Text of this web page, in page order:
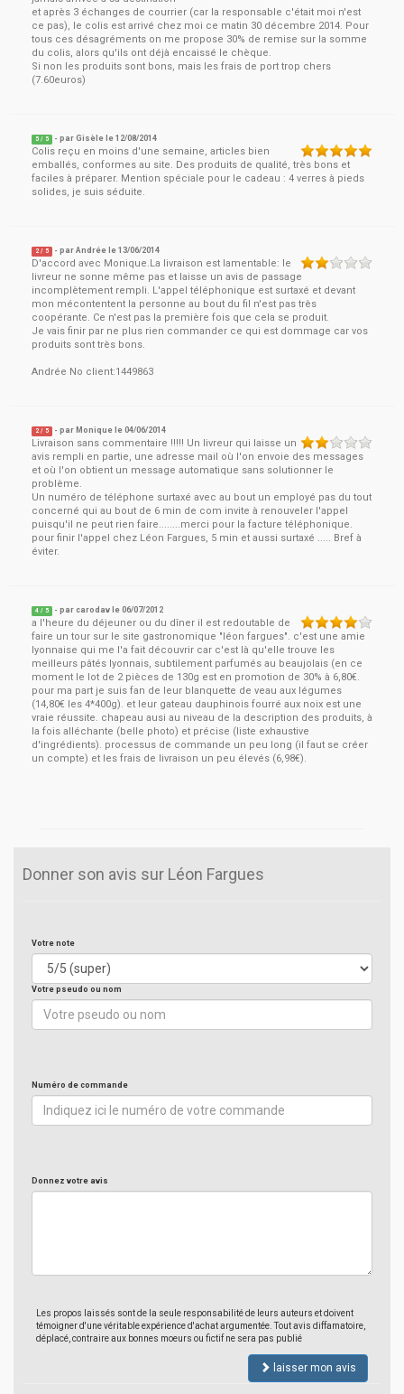
et après 3 échanges de courrier (car la responsable c'était moi n'est
ce pas), le colis est arrivé chez moi ce matin 30 décembre 2014. Pour
tous ces désagréments on me propose 30% de remise sur la somme
du colis, alors qu'ils ont déjà encaissé le chèque.
Si non les produits sont bons, mais les frais de port trop chers
(7.60euros)
5 / 5 - parGisèle le12/08/2014
Colis reçu en moins d'une semaine, articles bien
emballés, conformes au site. Des produits de qualité, très bons et
faciles à préparer. Mention spéciale pour le cadeau : 4 verres à pieds
solides, je suis séduite.
2 / 5 - parAndrée le13/06/2014
D'accord avec Monique.La livraison est lamentable: le
livreur ne sonne même pas et laisse un avis de passage
incomplètement rempli. L'appel téléphonique est surtaxé et devant
mon mécontentent la personne au bout du fil n'est pas très
coopérante. Ce n'est pas la première fois que cela se produit.
Je vais finir par ne plus rien commander ce qui est dommage car vos
produits sont très bons.
Andrée No client:1449863
2 / 5 - par Monique le04/06/2014
Livraison sans commentaire !!!!! Un livreur qui laisse un
avis rempli en partie, une adresse mail où l'on envoie des messages
et où l'on obtient un message automatique sans solutionner le
problème.
Un numéro de téléphone surtaxé avec au bout un employé pas du tout
concerné qui au bout de 6 min de com invite à renouveler l'appel
puisqu'il ne peut rien faire........merci pour la facture téléphonique.
pour finir l'appel chez Léon Fargues, 5 min et aussi surtaxé ..... Bref à
éviter.
4 / 5 - parcarodav le06/07/2012
a l'heure du déjeuner ou du dîner il est redoutable de
faire un tour sur le site gastronomique "léon fargues". c'est une amie
lyonnaise qui me l'a fait découvrir car c'est là qu'elle trouve les
meilleurs pâtés lyonnais, subtilement parfumés au beaujolais (en ce
moment le lot de 2 pièces de 130g est en promotion de 30% à 6,80€.
pour ma part je suis fan de leur blanquette de veau aux légumes
(14,80€ les 4*400g). et leur gateau dauphinois fourré aux noix est une
vraie réussite. chapeau ausi au niveau de la description des produits, à
la fois alléchante (belle photo) et précise (liste exhaustive
d'ingrédients). processus de commande un peu long (il faut se créer
un compte) et les frais de livraison un peu élevés (6,98€).
Donner son avis sur Léon Fargues
Votre note
Votre pseudo ou nom
Numéro de commande
Donnez votre avis
Les propos laissés sont de la seule responsabilité de leurs auteurs et doivent
témoigner d'une véritable expérience d'achat argumentée. Tout avis diffamatoire,
déplacé, contraire aux bonnes moeurs ou fictif ne sera pas publié
laisser mon avis